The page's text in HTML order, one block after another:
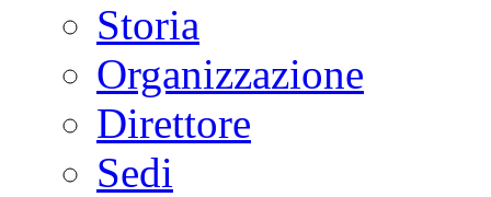
Storia
Organizzazione
Direttore
Sedi